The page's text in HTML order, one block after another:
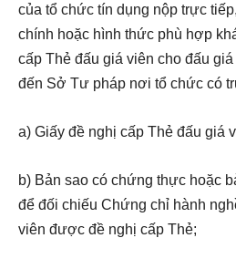
của tổ chức tín dụng nộp trực
chính hoặc hình thức phù hợp
cấp Thẻ đấu giá viên cho đấu
đến Sở Tư pháp nơi tổ chức có
a) Giấy đề nghị cấp Thẻ đấu giá
b) Bản sao có chứng thực hoặc
để đối chiếu Chứng chỉ hành
viên được đề nghị cấp Thẻ;